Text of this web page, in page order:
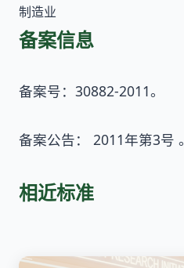
制造业
备案信息
备案号：30882-2011。
备案公告： 2011年第3号 。
相近标准